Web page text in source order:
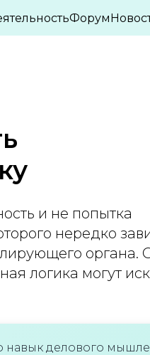
СТАТЬИ
Форум
и не попытка
нередко
органа.
логика могут
навык делового